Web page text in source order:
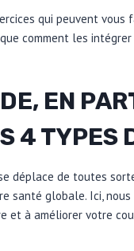
qui peuvent
comment les
EN
4 TYPES
déplace de toutes
globale. Ici, nous
et à améliorer votre